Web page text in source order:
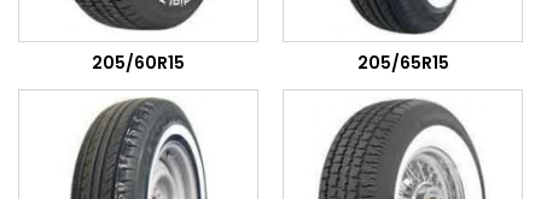
205/60R15 205/65R15